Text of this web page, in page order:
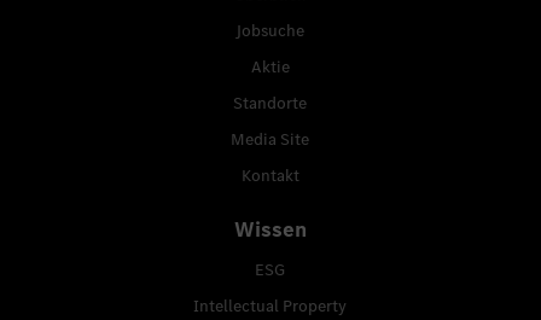
Jobsuche
Aktie
Standorte
Media Site
Kontakt
Wissen
ESG
Intellectual Property